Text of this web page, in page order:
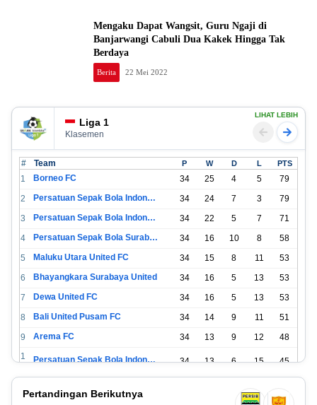
Mengaku Dapat Wangsit, Guru Ngaji di
Banjarwangi Cabuli Dua Kakek Hingga Tak
Berdaya
Berita 22 Mei 2022
Liga 1
Klasemen
LIHAT LEBIH
# Team P W D L PTS
1 Borneo FC 34 25 4 5
79
2
Persatuan Sepak Bola Indonesia Bandung 34 24 7 3
79
3
Persatuan Sepak Bola Indonesia Jakarta 34 22 5 7
71
4
Persatuan Sepak Bola Surabaya 34 16 10 8
58
5
Maluku Utara United FC 34 15 8 11
53
6
Bhayangkara Surabaya United 34 16 5 13
53
7
Dewa United FC 34 16 5 13
53
8
Bali United Pusam FC 34 14 9 11
51
9
Arema FC 34 13 9 12
48
1
Persatuan Sepak Bola Indonesia Tangerang 34 13 6 15 45
1
Pertandingan Berikutnya